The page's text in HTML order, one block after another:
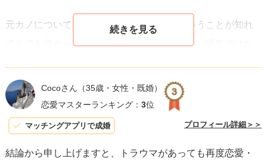
が大きくなっていずれ押しつぶされてしまう恐れがありま
婚活でフラれるのは当たり前のこと。
IBJがまとめた成婚者データ（成婚白書）でも、お付き合い
の人数（お見合い回数）は10人が中央値です。
ら、「浮気ではなく、それよりももっと前の状態」と捉え
元カノについては寧ろ入籍前に浮気性だということが知れ
てとても良かったのかなと…！入籍してから、浮気ではな
ので…まだ取り返しのつく時点で問題が発生したので、結
果としては良かったのだと思います！
また付き合っても浮気ばかりされてしまうとのお話です
か？マッチングアプリはまだしも結婚相談所では登録時に
Cocoさん （35歳・女性・既婚）
恋愛マスターランキング： 3位
マッチングアプリで成婚 プロフィール詳細＞＞
結論から申し上げますと、トラウマがあっても再度恋愛・